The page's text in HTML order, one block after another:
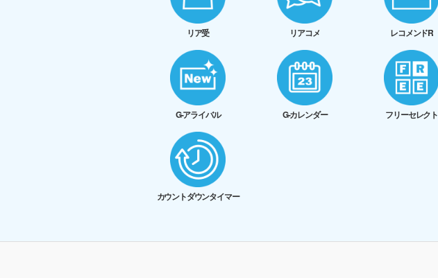
リア受 リアコメ レコメンドR
G-アライバル G-カレンダー フリーセレクト
カウントダウンタイマー